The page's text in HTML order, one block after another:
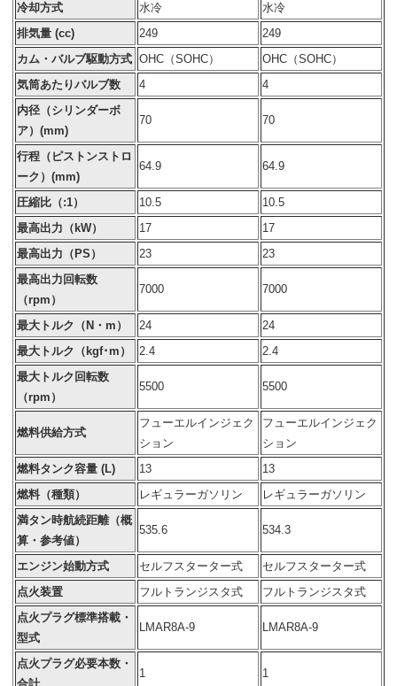
冷却方式
水冷
水冷
排気量 (cc)
249
249
カム・バルブ駆動方式 OHC（SOHC）
OHC（SOHC）
気筒あたりバルブ数
4
4
内径（シリンダーボ
ア）(mm)
70 70
行程（ピストンストロ
ーク）(mm)
64.9 64.9
圧縮比（:1） 10.5
10.5
最高出力（kW）
17
17
最高出力（PS）
23
23
最高出力回転数
（rpm）
7000 7000
最大トルク（N・m） 24
24
最大トルク（kgf･m）
2.4
2.4
最大トルク回転数
（rpm）
5500 5500
燃料供給方式
フューエルインジェク
ション
フューエルインジェク
ション
燃料タンク容量 (L)
13
13
燃料（種類）
レギュラーガソリン
レギュラーガソリン
満タン時航続距離（概
算・参考値）
535.6 534.3
エンジン始動方式 セルフスターター式
セルフスターター式
点火装置
フルトランジスタ式
フルトランジスタ式
点火プラグ標準搭載・
型式
LMAR8A-9 LMAR8A-9
点火プラグ必要本数・
1 1